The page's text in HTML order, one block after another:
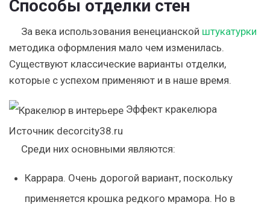
Способы отделки стен
За века использования венецианской штукатурки
методика оформления мало чем изменилась.
Существуют классические варианты отделки,
которые с успехом применяют и в наше время.
Эффект кракелюра
Источник decorcity38.ru
Среди них основными являются:
Каррара. Очень дорогой вариант, поскольку
применяется крошка редкого мрамора. Но в